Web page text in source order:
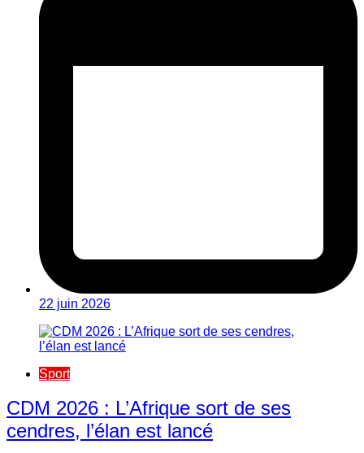
22 juin 2026
Sport
CDM 2026 : L’Afrique sort de ses
cendres, l’élan est lancé